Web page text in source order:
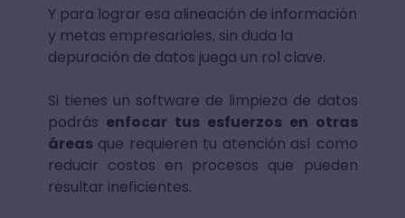
Y para lograr esa alineación de información
y metas empresariales, sin duda la
depuración de datos juega un rol clave.
Si tienes un software de limpieza de datos
podrás enfocar tus esfuerzos en otras
áreasque requieren tu atención así como
reducir costos en procesos que pueden
resultar ineficientes.